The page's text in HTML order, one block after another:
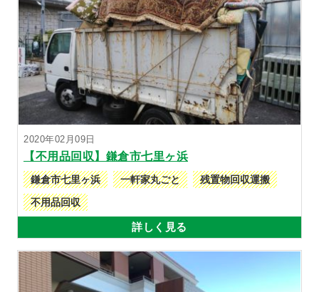
2020年02月09日
【不用品回収】鎌倉市七里ヶ浜
鎌倉市七里ヶ浜 一軒家丸ごと
残置物回収運搬
不用品回収
詳しく見る